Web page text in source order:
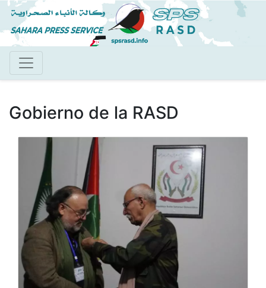
Pasar
al
contenido
Gobierno de la RASD